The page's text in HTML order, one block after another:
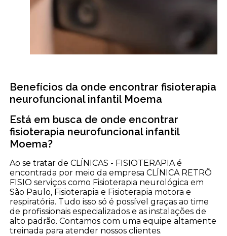
Benefícios da onde encontrar fisioterapia
neurofuncional infantil Moema
Está em busca de onde encontrar
fisioterapia neurofuncional infantil
Moema?
Ao se tratar de CLÍNICAS - FISIOTERAPIA é
encontrada por meio da empresa CLÍNICA RETRÔ
FISIO serviços como Fisioterapia neurológica em
São Paulo, Fisioterapia e Fisioterapia motora e
respiratória. Tudo isso só é possível graças ao time
de profissionais especializados e as instalações de
alto padrão. Contamos com uma equipe altamente
treinada para atender nossos clientes.